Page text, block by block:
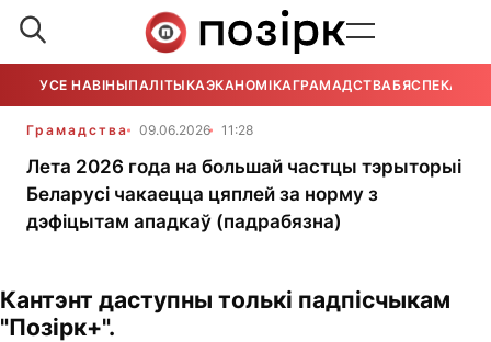
УСЕ НАВІНЫПАЛІТЫКАЭКАНОМІКАГРАМАДСТВАБЯСПЕКА
Грамадства 09.06.2026 11:28
Лета 2026 года на большай частцы тэрыторыі
Беларусі чакаецца цяплей за норму з
дэфіцытам ападкаў (падрабязна)
Кантэнт даступны толькі падпісчыкам
"Позірк+".